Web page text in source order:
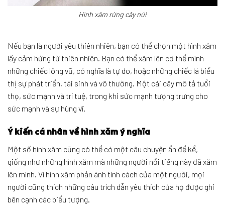
Hình xăm rừng cây núi
Nếu bạn là người yêu thiên nhiên, bạn có thể chọn một hình xăm
lấy cảm hứng từ thiên nhiên. Bạn có thể xăm lên cơ thể mình
những chiếc lông vũ, có nghĩa là tự do, hoặc những chiếc lá biểu
thị sự phát triển, tái sinh và vô thường. Một cái cây mô tả tuổi
thọ, sức mạnh và trí tuệ, trong khi sức mạnh tượng trưng cho
sức mạnh và sự hùng vĩ.
Ý kiến cá nhân về hình xăm ý nghĩa
Một số hình xăm cũng có thể có một câu chuyện ẩn để kể,
giống như những hình xăm mà những người nổi tiếng này đã xăm
lên mình. Vì hình xăm phản ánh tính cách của một người, mọi
người cũng thích những câu trích dẫn yêu thích của họ được ghi
bên cạnh các biểu tượng.